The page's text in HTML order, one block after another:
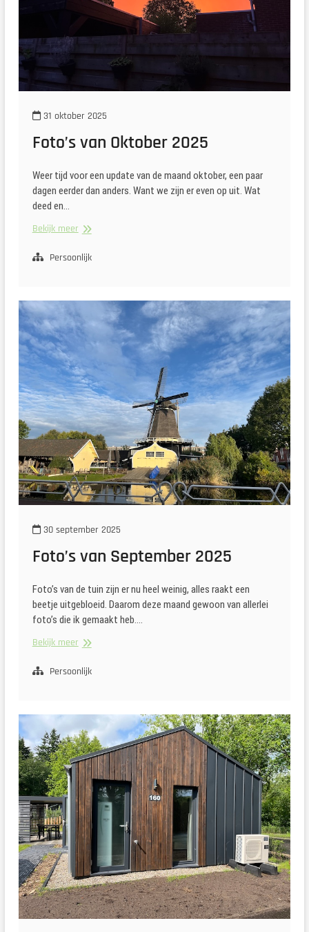
31 oktober 2025
Foto’s van Oktober 2025
Weer tijd voor een update van de maand oktober, een paar
dagen eerder dan anders. Want we zijn er even op uit. Wat
deed en…
Bekijk meerFoto’s
Oktober
Persoonlijk
30 september 2025
Foto’s van September 2025
Foto’s van de tuin zijn er nu heel weinig, alles raakt een
beetje uitgebloeid. Daarom deze maand gewoon van allerlei
foto’s die ik gemaakt heb.…
Bekijk meerFoto’s
September
Persoonlijk